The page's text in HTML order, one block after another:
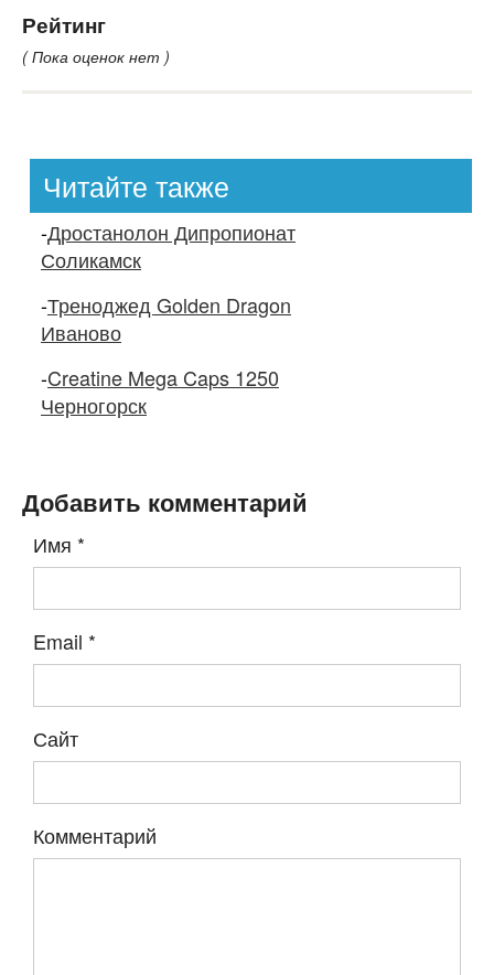
Рейтинг
( Пока оценок нет )
Читайте также
-Дростанолон Дипропионат
Соликамск
-Треноджед Golden Dragon
Иваново
-Creatine Mega Caps 1250
Черногорск
Добавить комментарий
Имя *
Email *
Сайт
Комментарий